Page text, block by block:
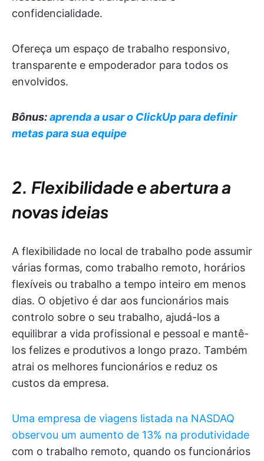
confidencialidade.
Ofereça um espaço de trabalho responsivo,
transparente e empoderador para todos os
envolvidos.
Bônus:aprenda a usar o ClickUp para definir
metas para sua equipe
2. Flexibilidade e abertura a
novas ideias
A flexibilidade no local de trabalho pode assumir
várias formas, como trabalho remoto, horários
flexíveis ou trabalho a tempo inteiro em menos
dias. O objetivo é dar aos funcionários mais
controlo sobre o seu trabalho, ajudá-los a
equilibrar a vida profissional e pessoal e mantê-
los felizes e produtivos a longo prazo. Também
atrai os melhores funcionários e reduz os
custos da empresa.
Uma empresa de viagens listada na NASDAQ
observou um aumento de 13% na produtividade
com o trabalho remoto, quando os funcionários